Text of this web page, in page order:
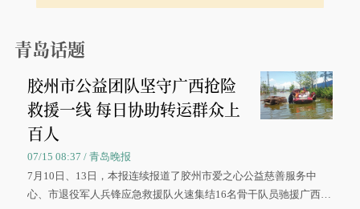
青岛话题
胶州市公益团队坚守广西抢险
救援一线 每日协助转运群众上
百人
07/15 08:37 / 青岛晚报
7月10日、13日，本报连续报道了胶州市爱之心公益慈善服务中
心、市退役军人兵锋应急救援队火速集结16名骨干队员驰援广西灾